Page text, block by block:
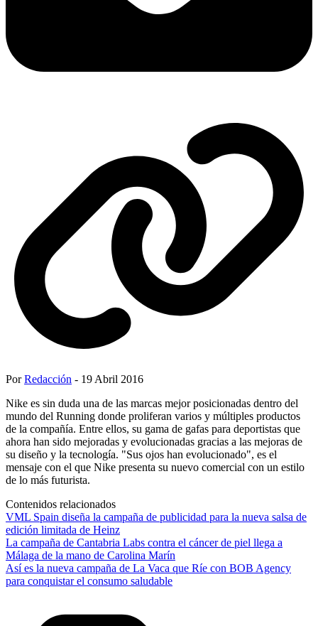
PorRedacción - 19 Abril 2016
Nike es sin duda una de las marcas mejor posicionadas dentro del
mundo del Running donde proliferan varios y múltiples productos
de la compañía. Entre ellos, su gama de gafas para deportistas que
ahora han sido mejoradas y evolucionadas gracias a las mejoras de
su diseño y la tecnología. "Sus ojos han evolucionado", es el
mensaje con el que Nike presenta su nuevo comercial con un estilo
de lo más futurista.
Contenidos relacionados
VML Spain diseña la campaña de publicidad para la nueva salsa de
edición limitada de Heinz
La campaña de Cantabria Labs contra el cáncer de piel llega a
Málaga de la mano de Carolina Marín
Así es la nueva campaña de La Vaca que Ríe con BOB Agency
para conquistar el consumo saludable